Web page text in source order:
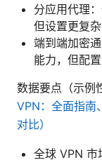
分应用代理
但设置更复杂
端到端加密
能力，但配
数据要点（示例
VPN：全面指南
对比）
全球 VPN